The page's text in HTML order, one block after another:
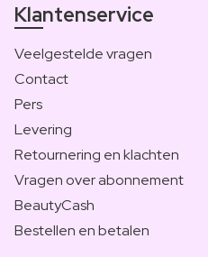
Klantenservice
Veelgestelde vragen
Contact
Pers
Levering
Retournering en klachten
Vragen over abonnement
BeautyCash
Bestellen en betalen